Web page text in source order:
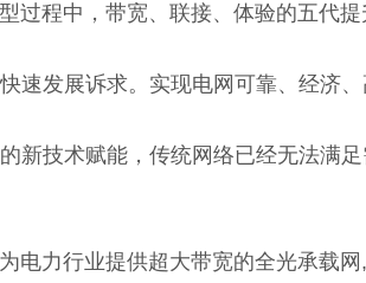
程中，带宽、联接、体验的五代提
发展诉求。实现电网可靠、经济、
技术赋能，传统网络已经无法满足
力行业提供超大带宽的全光承载网